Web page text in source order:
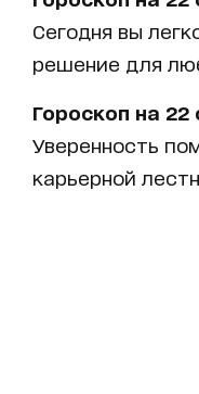
Сегодня вы
решение для
Гороскоп на 22
Уверенность
карьерной